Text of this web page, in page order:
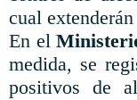
cual
En el
medida, se
positivos de